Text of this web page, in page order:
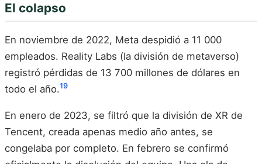
El colapso
En noviembre de 2022, Meta despidió a 11 000
empleados. Reality Labs (la división de metaverso)
registró pérdidas de 13 700 millones de dólares en
todo el año.19
En enero de 2023, se filtró que la división de XR de
Tencent, creada apenas medio año antes, se
congelaba por completo. En febrero se confirmó